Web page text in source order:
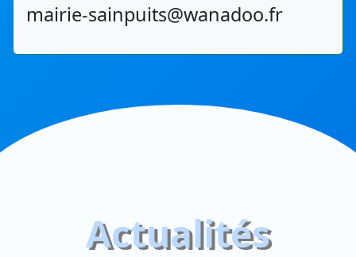
mairie-sainpuits@wanadoo.fr
Actualités